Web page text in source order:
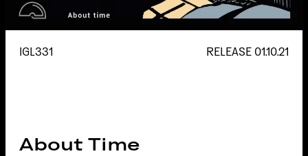
IGL331 RELEASE 01.10.21
About Time